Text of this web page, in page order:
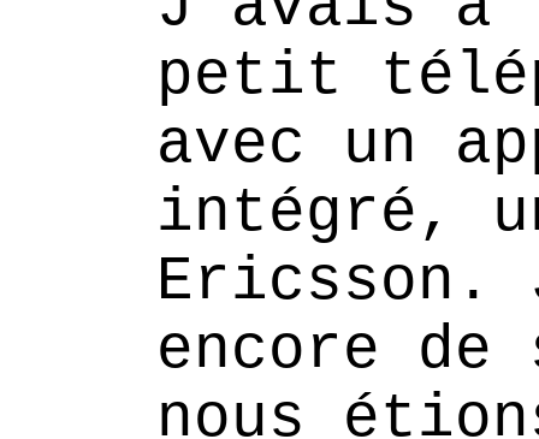
petit
avec un
intégré,
Ericsson.
encore de
nous